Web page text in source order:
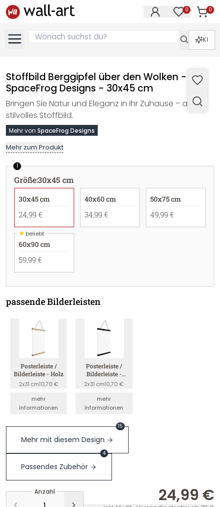
0 0
KI
Stoffbild Berggipfel über den Wolken -
SpaceFrog Designs - 30x45 cm
Bringen Sie Natur und Eleganz in Ihr Zuhause – als
stilvolles Stoffbild.
Mehr von SpaceFrog Designs
Mehr zum Produkt
1
Größe:30x45 cm
30x45 cm
24,99 €
40x60 cm
34,99 €
50x75 cm
49,99 €
★beliebt
60x90 cm
59,99 €
passende Bilderleisten
Posterleiste /
Bilderleiste - Holz
2x31 cm10,70 €
mehr
Informationen
Posterleiste /
Bilderleiste -
Schwarz
2x31 cm10,70 €
mehr
Informationen
Mehr mit diesem Design
15
Passendes Zubehör
4
Anzahl 24,99 €